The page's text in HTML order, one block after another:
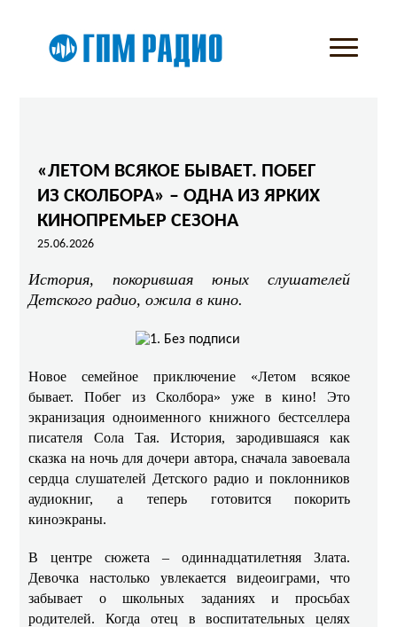
«ЛЕТОМ ВСЯКОЕ БЫВАЕТ. ПОБЕГ
ИЗ СКОЛБОРА» – ОДНА ИЗ ЯРКИХ
КИНОПРЕМЬЕР СЕЗОНА
25.06.2026
История, покорившая юных слушателей
Детского радио, ожила в кино.
Новое семейное приключение «Летом всякое
бывает. Побег из Сколбора» уже в кино! Это
экранизация одноименного книжного бестселлера
писателя Сола Тая. История, зародившаяся как
сказка на ночь для дочери автора, сначала завоевала
сердца слушателей Детского радио и поклонников
аудиокниг, а теперь готовится покорить
киноэкраны.
В центре сюжета – одиннадцатилетняя Злата.
Девочка настолько увлекается видеоиграми, что
забывает о школьных заданиях и просьбах
родителей. Когда отец в воспитательных целях